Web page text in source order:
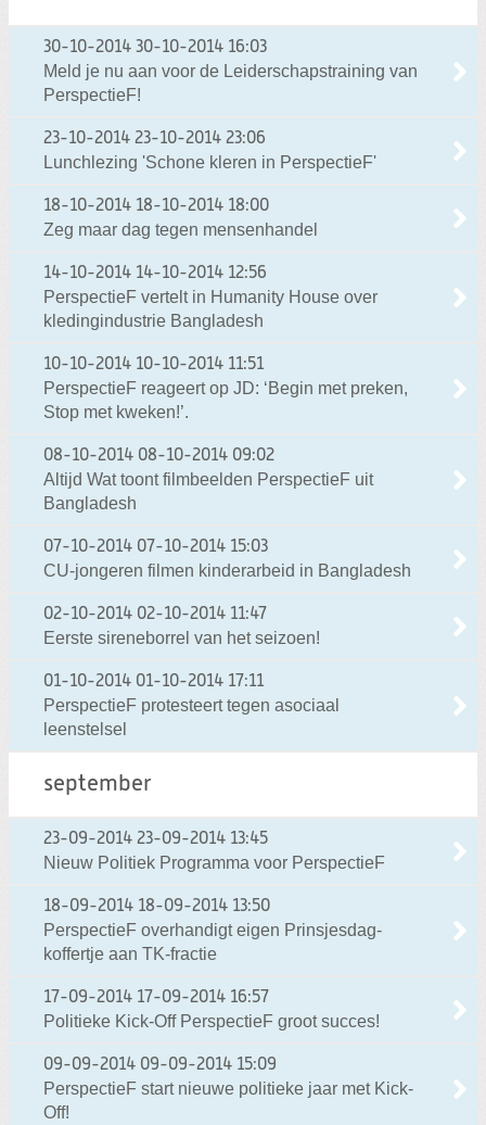
30-10-2014 30-10-2014 16:03
Meld je nu aan voor de Leiderschapstraining van
PerspectieF!
23-10-2014 23-10-2014 23:06
Lunchlezing 'Schone kleren in PerspectieF'
18-10-2014 18-10-2014 18:00
Zeg maar dag tegen mensenhandel
14-10-2014 14-10-2014 12:56
PerspectieF vertelt in Humanity House over
kledingindustrie Bangladesh
10-10-2014 10-10-2014 11:51
PerspectieF reageert op JD: ‘Begin met preken,
Stop met kweken!’.
08-10-2014 08-10-2014 09:02
Altijd Wat toont filmbeelden PerspectieF uit
Bangladesh
07-10-2014 07-10-2014 15:03
CU-jongeren filmen kinderarbeid in Bangladesh
02-10-2014 02-10-2014 11:47
Eerste sireneborrel van het seizoen!
01-10-2014 01-10-2014 17:11
PerspectieF protesteert tegen asociaal
leenstelsel
september
23-09-2014 23-09-2014 13:45
Nieuw Politiek Programma voor PerspectieF
18-09-2014 18-09-2014 13:50
PerspectieF overhandigt eigen Prinsjesdag-
koffertje aan TK-fractie
17-09-2014 17-09-2014 16:57
Politieke Kick-Off PerspectieF groot succes!
09-09-2014 09-09-2014 15:09
PerspectieF start nieuwe politieke jaar met Kick-
Off!